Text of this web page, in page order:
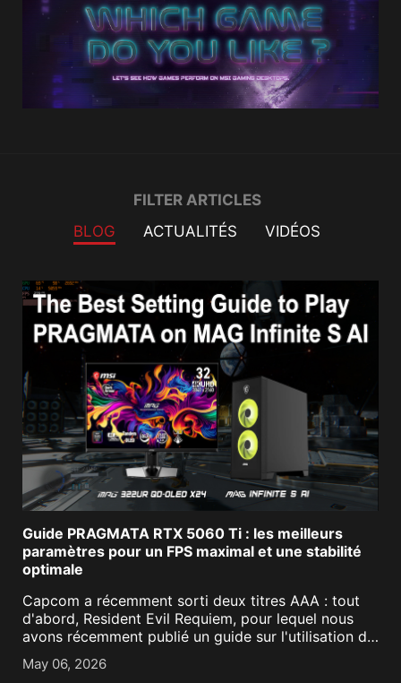
FILTER ARTICLES
BLOG
ACTUALITÉS VIDÉOS
Guide PRAGMATA RTX 5060 Ti : les meilleurs
paramètres pour un FPS maximal et une stabilité
optimale
Capcom a récemment sorti deux titres AAA : tout
d'abord, Resident Evil Requiem, pour lequel nous
avons récemment publié un guide sur l'utilisation de
NVIDIA DLSS 4.5 afin d'obtenir la meilleure
expérience possible. Le second est PRAGMATA, un
May 06, 2026